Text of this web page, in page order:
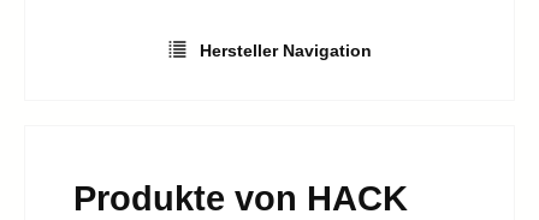
Hersteller Navigation
Produkte von HACK